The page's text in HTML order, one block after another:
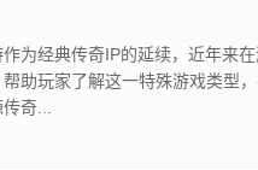
为经典传奇IP的延续，近年来
助玩家了解这一特殊游戏类型
奇...